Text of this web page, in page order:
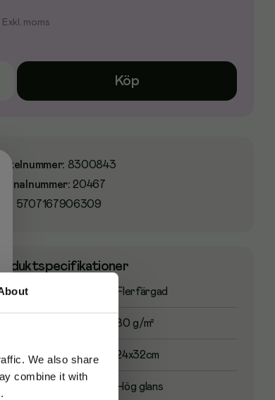
We also share
combine it with
Exkl. moms
Köp
: 8300843
: 20467
5707167906309
Flerfärgad
80 g/m²
24x32cm
Hög glans